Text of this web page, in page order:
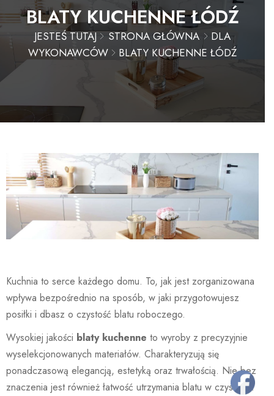
BLATY KUCHENNE ŁÓDŹ
JESTEŚ TUTAJ STRONA GŁÓWNA
DLA
WYKONAWCÓW
BLATY KUCHENNE ŁÓDŹ
Kuchnia to serce każdego domu. To, jak jest zorganizowana
wpływa bezpośrednio na sposób, w jaki przygotowujesz
posiłki i dbasz o czystość blatu roboczego.
Wysokiej jakości blaty kuchenne to wyroby z precyzyjnie
wyselekcjonowanych materiałów. Charakteryzują się
ponadczasową elegancją, estetyką oraz trwałością. Nie bez
znaczenia jest również łatwość utrzymania blatu w czystości.